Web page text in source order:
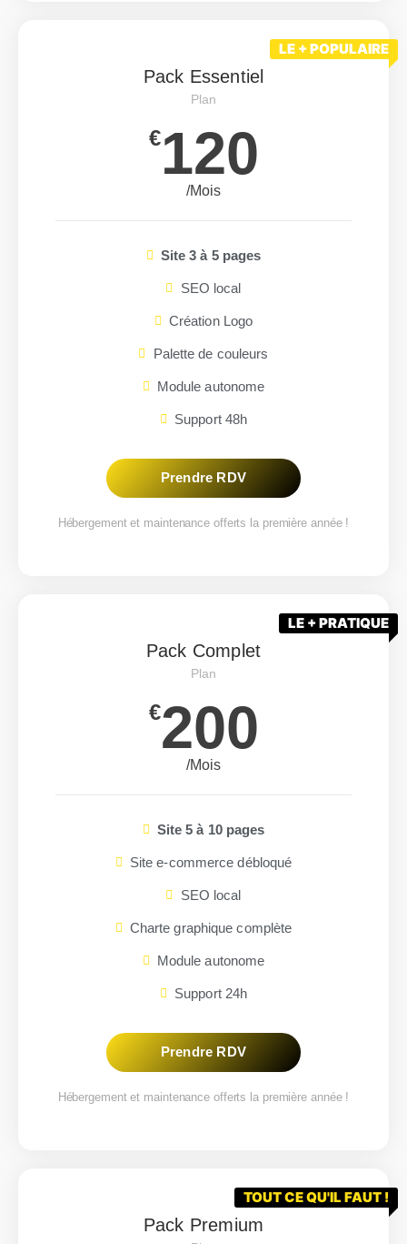
Pack Essentiel
Plan
€120
/Mois
Site 3 à 5 pages
SEO local
Création Logo
Palette de couleurs
Module autonome
Support 48h
Prendre RDV
Hébergement et maintenance offerts la première année !
LE + POPULAIRE
Pack Complet
Plan
€200
/Mois
Site 5 à 10 pages
Site e-commerce débloqué
SEO local
Charte graphique complète
Module autonome
Support 24h
Prendre RDV
Hébergement et maintenance offerts la première année !
LE + PRATIQUE
Pack Premium
TOUT CE QU'IL FAUT !